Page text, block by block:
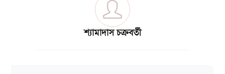
শ্যামাদাস চক্রবর্তী